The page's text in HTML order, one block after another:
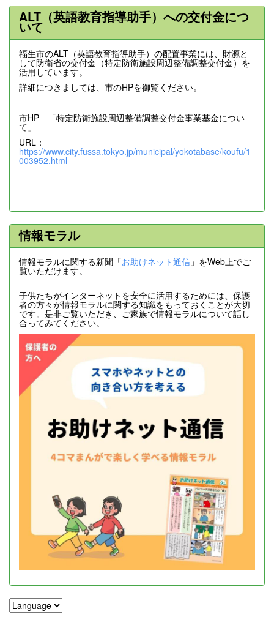
ALT（英語教育指導助手）への交付金につ
いて
福生市のALT（英語教育指導助手）の配置事業には、財源と
して防衛省の交付金（特定防衛施設周辺整備調整交付金）を
活用しています。
詳細につきましては、市のHPを御覧ください。
市HP 「特定防衛施設周辺整備調整交付金事業基金につい
て」
URL：
https://www.city.fussa.tokyo.jp/municipal/yokotabase/koufu/1
003952.html
情報モラル
情報モラルに関する新聞「お助けネット通信 」をWeb上でご
覧いただけます。
子供たちがインターネットを安全に活用するためには、保護
者の方々が情報モラルに関する知識をもっておくことが大切
です。是非ご覧いただき、ご家族で情報モラルについて話し
合ってみてください。